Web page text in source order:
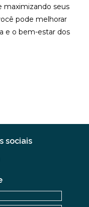
maximizando seus
pode melhorar
e o bem-estar dos
O
sociais